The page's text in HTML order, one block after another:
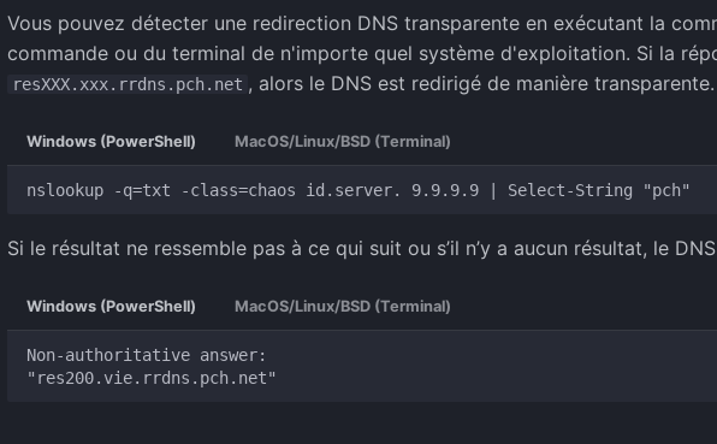
Vous pouvez détecter une redirection DNS transparente en exécutant la
commande ou du terminal de n'importe quel système d'exploitation. Si la
resXXX.xxx.rrdns.pch.net , alors le DNS est redirigé de manière transparente.
Windows (PowerShell) MacOS/Linux/BSD (Terminal)
Si le résultat ne ressemble pas à ce qui suit ou s’il n’y a aucun résultat, le
Windows (PowerShell) MacOS/Linux/BSD (Terminal)
Non-authoritative answer: